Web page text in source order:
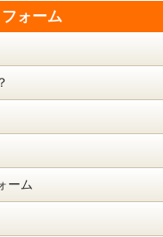
ォーム
ーム